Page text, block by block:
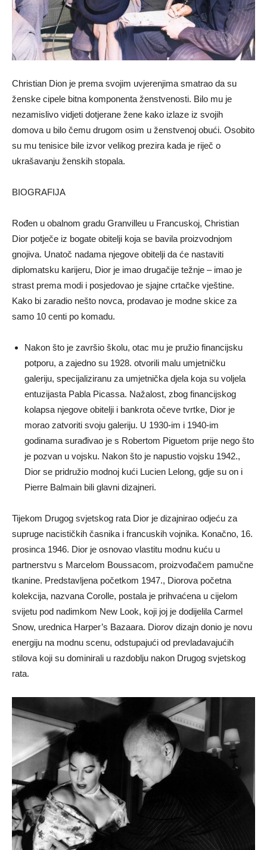
Christian Dion je prema svojim uvjerenjima smatrao da su
ženske cipele bitna komponenta ženstvenosti. Bilo mu je
nezamislivo vidjeti dotjerane žene kako izlaze iz svojih
domova u bilo čemu drugom osim u ženstvenoj obući. Osobito
su mu tenisice bile izvor velikog prezira kada je riječ o
ukrašavanju ženskih stopala.
BIOGRAFIJA
Rođen u obalnom gradu Granvilleu u Francuskoj, Christian
Dior potječe iz bogate obitelji koja se bavila proizvodnjom
gnojiva. Unatoč nadama njegove obitelji da će nastaviti
diplomatsku karijeru, Dior je imao drugačije težnje – imao je
strast prema modi i posjedovao je sjajne crtačke vještine.
Kako bi zaradio nešto novca, prodavao je modne skice za
samo 10 centi po komadu.
Nakon što je završio školu, otac mu je pružio financijsku
potporu, a zajedno su 1928. otvorili malu umjetničku
galeriju, specijaliziranu za umjetnička djela koja su voljela
entuzijasta Pabla Picassa. Nažalost, zbog financijskog
kolapsa njegove obitelji i bankrota očeve tvrtke, Dior je
morao zatvoriti svoju galeriju. U 1930-im i 1940-im
godinama surađivao je s Robertom Piguetom prije nego što
je pozvan u vojsku. Nakon što je napustio vojsku 1942.,
Dior se pridružio modnoj kući Lucien Lelong, gdje su on i
Pierre Balmain bili glavni dizajneri.
Tijekom Drugog svjetskog rata Dior je dizajnirao odjeću za
supruge nacističkih časnika i francuskih vojnika. Konačno, 16.
prosinca 1946. Dior je osnovao vlastitu modnu kuću u
partnerstvu s Marcelom Boussacom, proizvođačem pamučne
tkanine. Predstavljena početkom 1947., Diorova početna
kolekcija, nazvana Corolle, postala je prihvaćena u cijelom
svijetu pod nadimkom New Look, koji joj je dodijelila Carmel
Snow, urednica Harper’s Bazaara. Diorov dizajn donio je novu
energiju na modnu scenu, odstupajući od prevladavajućih
stilova koji su dominirali u razdoblju nakon Drugog svjetskog
rata.